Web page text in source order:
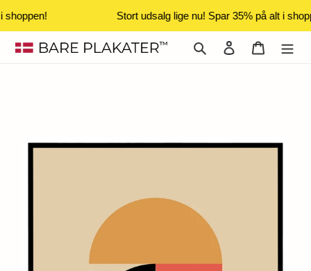
shoppen!
Stort udsalg lige nu! Spar 35% på alt i
Log ind